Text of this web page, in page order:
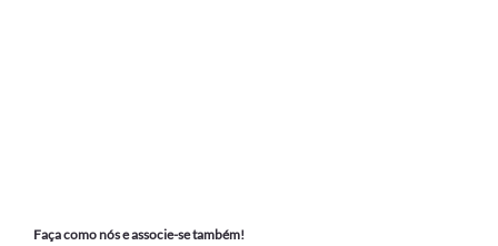
Faça como nós e associe-se também!